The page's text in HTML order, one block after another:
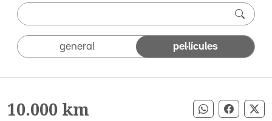
general pel·lícules
10.000 km Compartir